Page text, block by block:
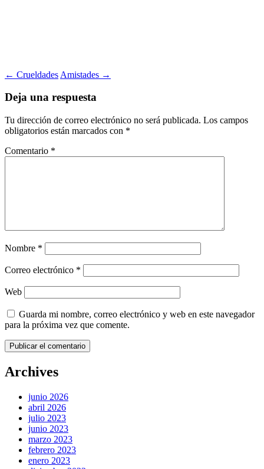
Navegación
de
entradas
← Crueldades Amistades →
Deja una respuesta
Tu dirección de correo electrónico no será publicada. Los campos
obligatorios están marcados con *
Comentario *
Nombre *
Correo electrónico *
Web
Guarda mi nombre, correo electrónico y web en este navegador
para la próxima vez que comente.
Archives
junio 2026
abril 2026
julio 2023
junio 2023
marzo 2023
febrero 2023
enero 2023